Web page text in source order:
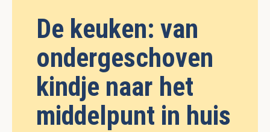
De keuken: van
ondergeschoven
kindje naar het
middelpunt in huis